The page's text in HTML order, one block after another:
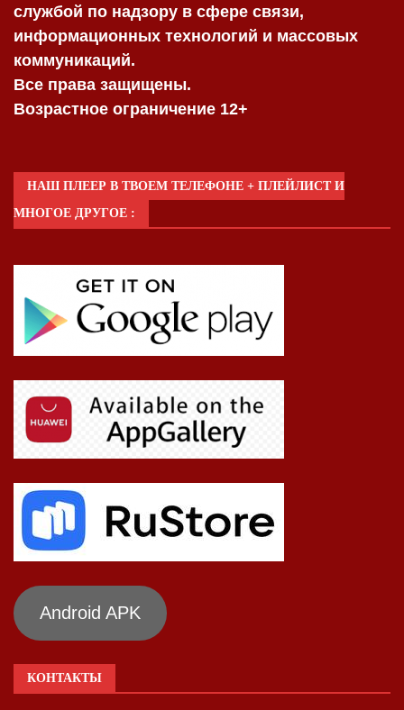
службой по надзору в сфере связи,
информационных технологий и массовых
коммуникаций.
Все права защищены.
Возрастное ограничение 12+
НАШ ПЛЕЕР В ТВОЕМ ТЕЛЕФОНЕ + ПЛЕЙЛИСТ И
МНОГОЕ ДРУГОЕ :
Android APK
КОНТАКТЫ